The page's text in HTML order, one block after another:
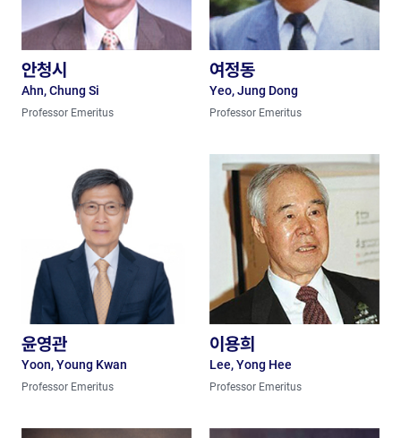
안청시
Ahn, Chung Si
Professor Emeritus
여정동
Yeo, Jung Dong
Professor Emeritus
윤영관
Yoon, Young Kwan
Professor Emeritus
이용희
Lee, Yong Hee
Professor Emeritus